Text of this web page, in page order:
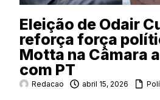
Eleição de Odair
reforça força
Motta na Câmara
com PT
Redacao abril 15, 2026